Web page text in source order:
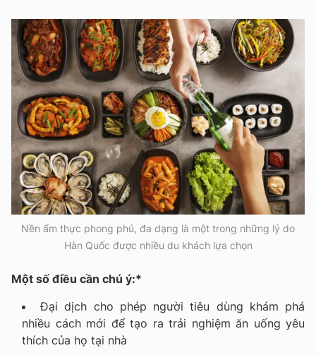
Nền ẩm thực phong phú, đa dạng là một trong những lý do
Hàn Quốc được nhiều du khách lựa chọn
Một số điều cần chú ý:*
Đại dịch cho phép người tiêu dùng khám phá
nhiều cách mới để tạo ra trải nghiệm ăn uống yêu
thích của họ tại nhà